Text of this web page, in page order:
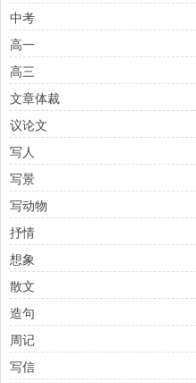
中考
高一
高三
文章体裁
议论文
写人
写景
写动物
抒情
想象
散文
造句
周记
写信